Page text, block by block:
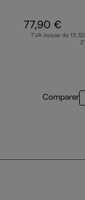
77,90 €
TVA incluse de
Comparer